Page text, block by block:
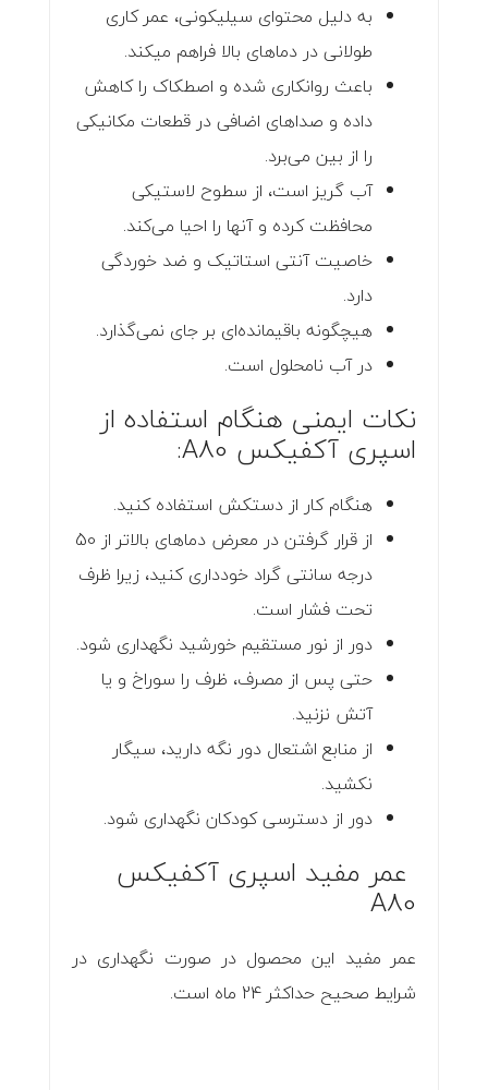
به دلیل محتوای سیلیکونی، عمر کاری
طولانی در دماهای بالا فراهم میکند.
باعث روانکاری شده و اصطکاک را کاهش
داده و صداهای اضافی در قطعات مکانیکی
را از بین می‌برد.
آب گریز است، از سطوح لاستیکی
محافظت کرده و آنها را احیا می‌کند.
خاصیت آنتی استاتیک و ضد خوردگی
دارد.
هیچگونه باقیمانده‌ای بر جای نمی‌گذارد.
در آب نامحلول است.
نکات ایمنی هنگام استفاده از
اسپری آکفیکس A80:
هنگام کار از دستکش استفاده کنید.
از قرار گرفتن در معرض دماهای بالاتر از 50
درجه سانتی گراد خودداری کنید، زیرا ظرف
تحت فشار است.
دور از نور مستقیم خورشید نگهداری شود.
حتی پس از مصرف، ظرف را سوراخ و یا
آتش نزنید.
از منابع اشتعال دور نگه دارید، سیگار
نکشید.
دور از دسترسی کودکان نگهداری شود.
عمر مفید اسپری آکفیکس
A80
عمر مفید این محصول در صورت نگهداری در
شرایط صحیح حداکثر 24 ماه است.